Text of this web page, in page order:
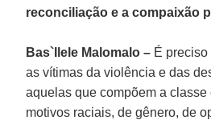
reconciliação e a compaixão
Bas`Ilele Malomalo – É
as vítimas da violência e das
aquelas que compõem a
motivos raciais, de gênero, de